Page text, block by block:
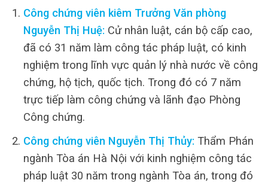
Công chứng viên kiêm Trưởng Văn phòng
Nguyễn Thị Huệ: Cử nhân luật, cán bộ cấp cao,
đã có 31 năm làm công tác pháp luật, có kinh
nghiệm trong lĩnh vực quản lý nhà nước về công
chứng, hộ tịch, quốc tịch. Trong đó có 7 năm
trực tiếp làm công chứng và lãnh đạo Phòng
Công chứng.
Công chứng viên Nguyễn Thị Thủy: Thẩm Phán
ngành Tòa án Hà Nội với kinh nghiệm công tác
pháp luật 30 năm trong ngành Tòa án, trong đó